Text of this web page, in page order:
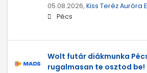
05.08.2026, Kiss Teréz Auróra
Pécs
Wolt futár diákmunka
rugalmasan te osztod be!